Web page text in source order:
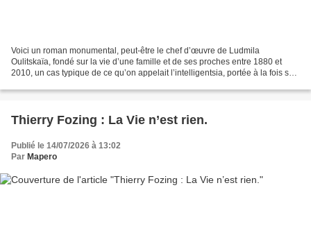
Voici un roman monumental, peut-être le chef d’œuvre de Ludmila
Oulitskaïa, fondé sur la vie d’une famille et de ses proches entre 1880 et
2010, un cas typique de ce qu’on appelait l’intelligentsia, portée à la fois sur
Thierry Fozing : La Vie n’est rien.
Publié le 14/07/2026 à 13:02
Par Mapero